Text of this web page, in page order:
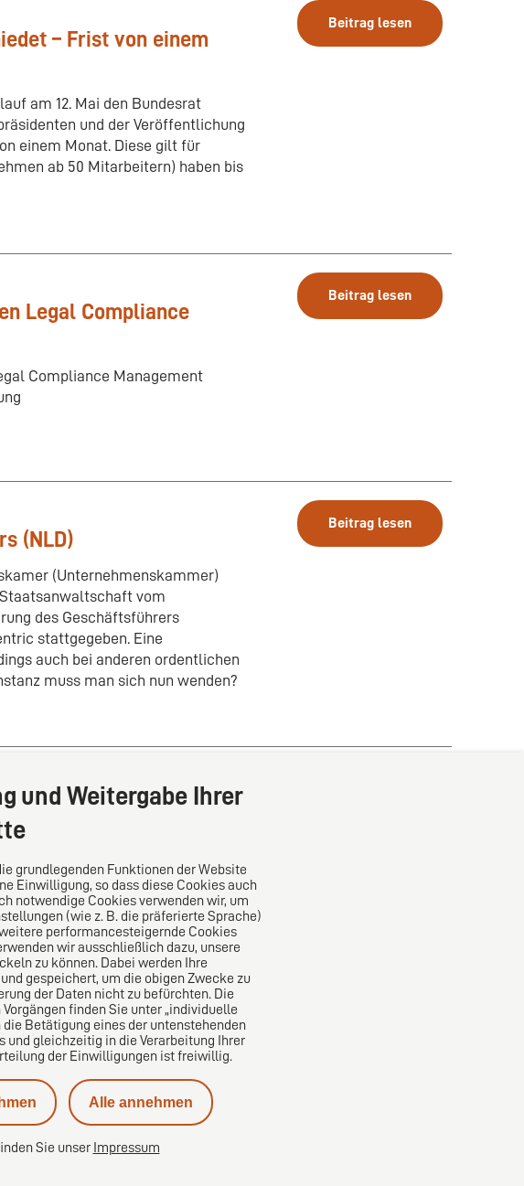
– Frist von einem
am 12. Mai den Bundesrat
und der Veröffentlichung
einem Monat. Diese gilt für
ab 50 Mitarbeitern) haben bis
Beitrag lesen
Legal Compliance
Compliance Management
Beitrag lesen
(NLD)
(Unternehmenskammer)
vom
des Geschäftsführers
stattgegeben. Eine
auch bei anderen ordentlichen
muss man sich nun wenden?
Beitrag lesen
auf Das europäische Kanzlei-Netzwerk
und Weitergabe Ihrer
grundlegenden Funktionen der Website
Einwilligung, so dass diese Cookies auch
notwendige Cookies verwenden wir, um
(wie z. B. die präferierte Sprache)
performancesteigernde Cookies
wir ausschließlich dazu, unsere
zu können. Dabei werden Ihre
gespeichert, um die obigen Zwecke zu
der Daten nicht zu befürchten. Die
finden Sie unter „individuelle
Betätigung eines der untenstehenden
und gleichzeitig in die Verarbeitung Ihrer
der Einwilligungen ist freiwillig.
Alle annehmen
Sie unser Impressum